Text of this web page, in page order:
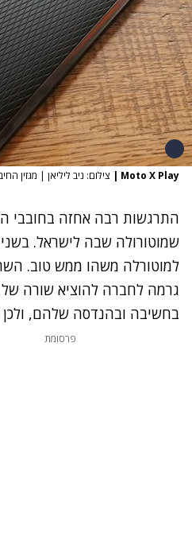
Moto X Play
| צילום: ניב ליליאן | מגזין
התרגשות רבה אחזה בחובבי
שמוטורולה שבה לישראל.
למוטורלה משהו ממש טוב.
גרמה לחברה להוציא שורה של
בחשיבה ובהנדסה שלהם, ולכן
פרסומת